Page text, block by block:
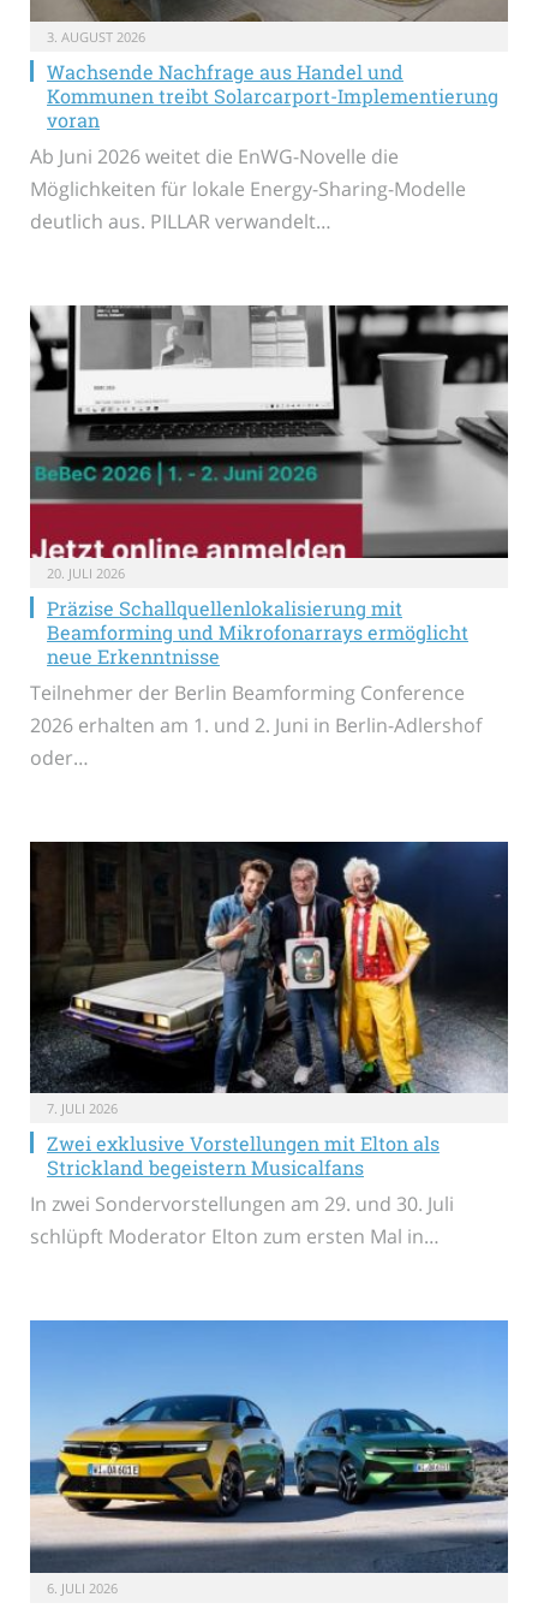
3. AUGUST 2026
Wachsende Nachfrage aus Handel und
Kommunen treibt Solarcarport-Implementierung
voran
Ab Juni 2026 weitet die EnWG-Novelle die
Möglichkeiten für lokale Energy-Sharing-Modelle
deutlich aus. PILLAR verwandelt…
20. JULI 2026
Präzise Schallquellenlokalisierung mit
Beamforming und Mikrofonarrays ermöglicht
neue Erkenntnisse
Teilnehmer der Berlin Beamforming Conference
2026 erhalten am 1. und 2. Juni in Berlin-Adlershof
oder…
7. JULI 2026
Zwei exklusive Vorstellungen mit Elton als
Strickland begeistern Musicalfans
In zwei Sondervorstellungen am 29. und 30. Juli
schlüpft Moderator Elton zum ersten Mal in…
6. JULI 2026